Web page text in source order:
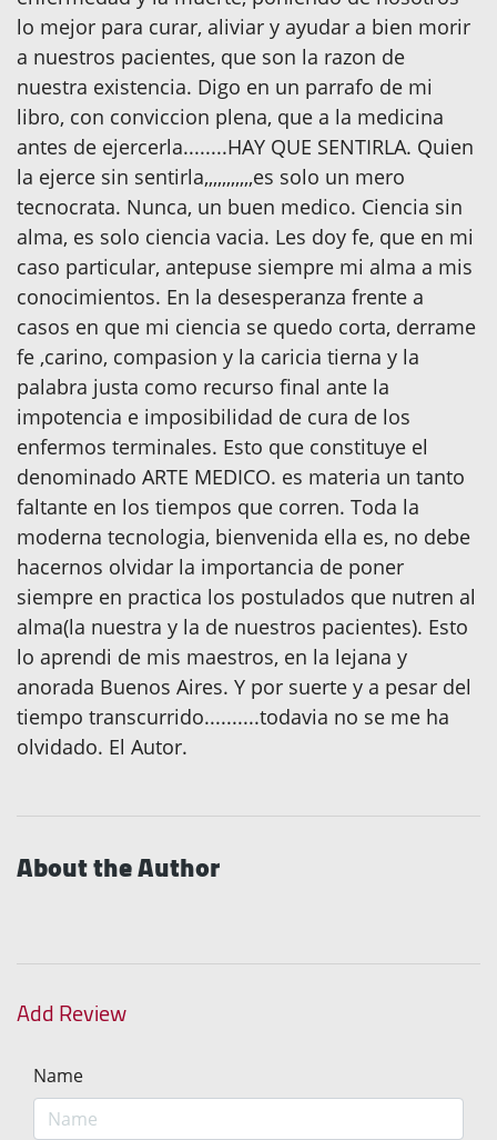
lo mejor para curar, aliviar y ayudar a bien morir
a nuestros pacientes, que son la razon de
nuestra existencia. Digo en un parrafo de mi
libro, con conviccion plena, que a la medicina
antes de ejercerla........HAY QUE SENTIRLA. Quien
la ejerce sin sentirla,,,,,,,,,,,es solo un mero
tecnocrata. Nunca, un buen medico. Ciencia sin
alma, es solo ciencia vacia. Les doy fe, que en mi
caso particular, antepuse siempre mi alma a mis
conocimientos. En la desesperanza frente a
casos en que mi ciencia se quedo corta, derrame
fe ,carino, compasion y la caricia tierna y la
palabra justa como recurso final ante la
impotencia e imposibilidad de cura de los
enfermos terminales. Esto que constituye el
denominado ARTE MEDICO. es materia un tanto
faltante en los tiempos que corren. Toda la
moderna tecnologia, bienvenida ella es, no debe
hacernos olvidar la importancia de poner
siempre en practica los postulados que nutren al
alma(la nuestra y la de nuestros pacientes). Esto
lo aprendi de mis maestros, en la lejana y
anorada Buenos Aires. Y por suerte y a pesar del
tiempo transcurrido..........todavia no se me ha
olvidado. El Autor.
About the Author
Add Review
Name